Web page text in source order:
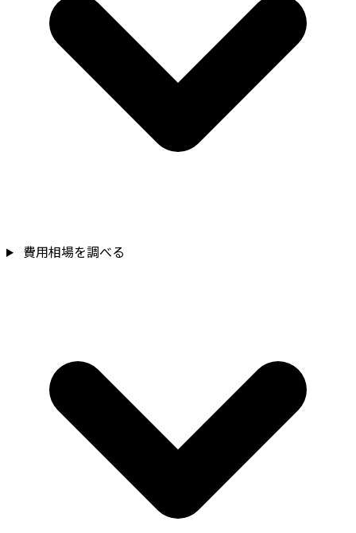
費用相場を調べる